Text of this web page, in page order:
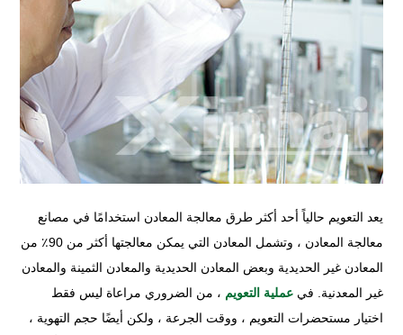
يعد التعويم حالياً أحد أكثر طرق معالجة المعادن استخدامًا في مصانع
معالجة المعادن ، وتشمل المعادن التي يمكن معالجتها أكثر من 90٪ من
المعادن غير الحديدية وبعض المعادن الحديدية والمعادن الثمينة والمعادن
غير المعدنية. فيعملية التعويم ، من الضروري مراعاة ليس فقط
اختيار مستحضرات التعويم ، ووقت الجرعة ، ولكن أيضًا حجم التهوية ،